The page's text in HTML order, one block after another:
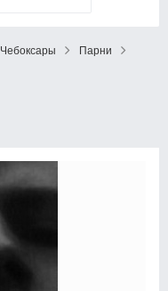
Чебоксары
Парни